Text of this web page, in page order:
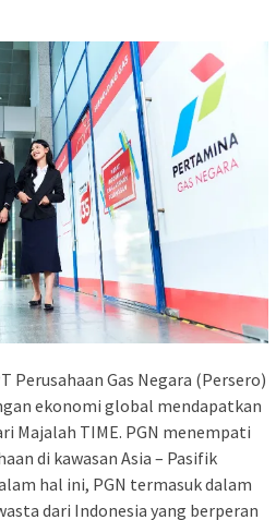
Perusahaan Gas Negara (Persero)
ekonomi global mendapatkan
Majalah TIME. PGN menempati
di kawasan Asia – Pasifik
hal ini, PGN termasuk dalam
dari Indonesia yang berperan